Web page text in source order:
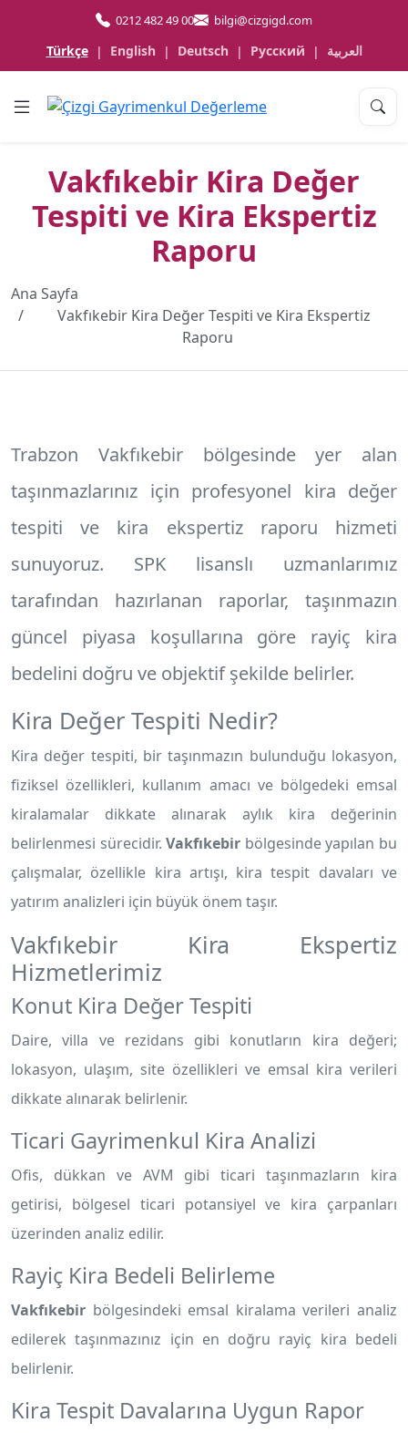
0212 482 49 00 bilgi@cizgigd.com
Türkçe | English | Deutsch | Русский | العربية
Vakfıkebir Kira Değer
Tespiti ve Kira Ekspertiz
Raporu
Ana Sayfa
Vakfıkebir Kira Değer Tespiti ve Kira Ekspertiz
Raporu
Trabzon Vakfıkebirbölgesinde yer alan
taşınmazlarınız için profesyonel kira değer
tespiti ve kira ekspertiz raporu hizmeti
sunuyoruz. SPK lisanslı uzmanlarımız
tarafından hazırlanan raporlar, taşınmazın
güncel piyasa koşullarına göre rayiç kira
bedelini doğru ve objektif şekilde belirler.
Kira Değer Tespiti Nedir?
Kira değer tespiti, bir taşınmazın bulunduğu lokasyon,
fiziksel özellikleri, kullanım amacı ve bölgedeki emsal
kiralamalar dikkate alınarak aylık kira değerinin
belirlenmesi sürecidir.Vakfıkebir bölgesinde yapılan bu
çalışmalar, özellikle kira artışı, kira tespit davaları ve
yatırım analizleri için büyük önem taşır.
Vakfıkebir Kira Ekspertiz
Hizmetlerimiz
Konut Kira Değer Tespiti
Daire, villa ve rezidans gibi konutların kira değeri;
lokasyon, ulaşım, site özellikleri ve emsal kira verileri
dikkate alınarak belirlenir.
Ticari Gayrimenkul Kira Analizi
Ofis, dükkan ve AVM gibi ticari taşınmazların kira
getirisi, bölgesel ticari potansiyel ve kira çarpanları
üzerinden analiz edilir.
Rayiç Kira Bedeli Belirleme
Vakfıkebir bölgesindeki emsal kiralama verileri analiz
edilerek taşınmazınız için en doğru rayiç kira bedeli
belirlenir.
Kira Tespit Davalarına Uygun Rapor